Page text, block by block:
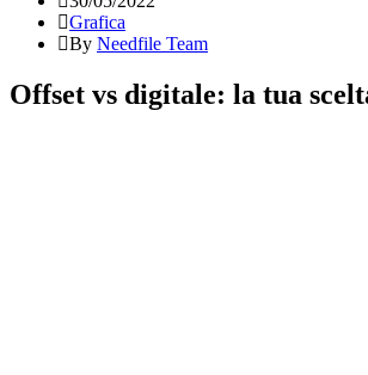
Grafica
By Needfile Team
Offset vs digitale: la tua